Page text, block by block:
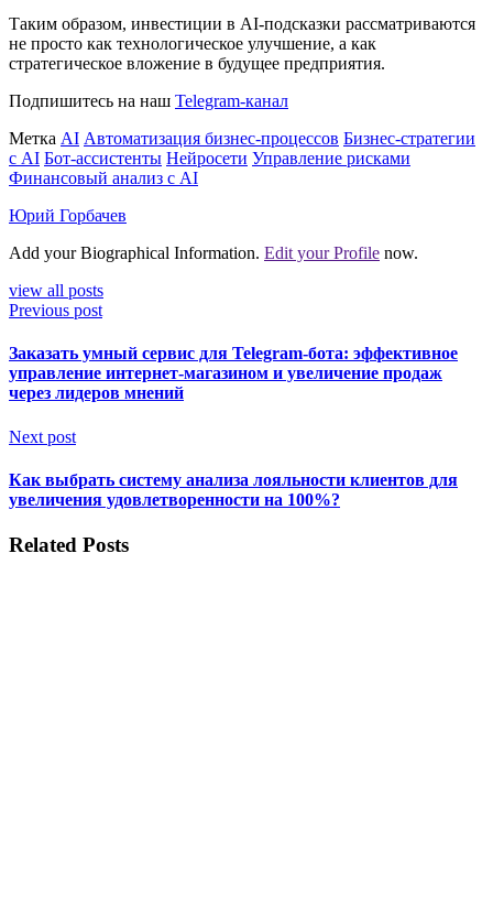
Таким образом, инвестиции в AI-подсказки рассматриваются
не просто как технологическое улучшение, а как
стратегическое вложение в будущее предприятия.
Подпишитесь на наш Telegram-канал
Метка AI Автоматизация бизнес-процессов Бизнес-стратегии
с AI Бот-ассистенты Нейросети Управление рисками
Финансовый анализ с AI
Юрий Горбачев
Add your Biographical Information. Edit your Profile now.
view all posts
Previous post
Заказать умный сервис для Telegram-бота: эффективное
управление интернет-магазином и увеличение продаж
через лидеров мнений
Next post
Как выбрать систему анализа лояльности клиентов для
увеличения удовлетворенности на 100%?
Related Posts